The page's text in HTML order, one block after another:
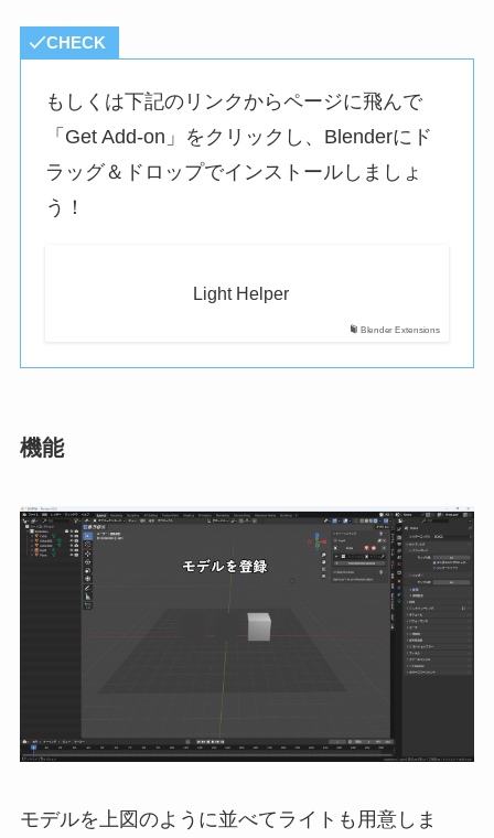
CHECK
もしくは下記のリンクからページに飛んで
「Get Add-on」をクリックし、Blenderにド
ラッグ＆ドロップでインストールしましょ
う！
Blender Extensions
Light Helper
機能
モデルを上図のように並べてライトも用意しま